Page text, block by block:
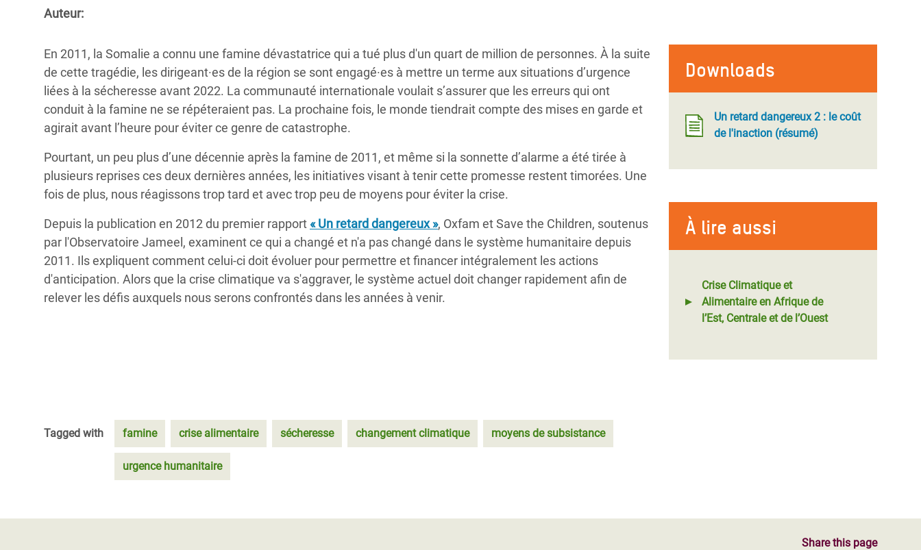
Conflits et Catastrophes
Services Essentiels
Inequality and Rights in a
Digital Age
Gender, Rights, and Justice
l’Est
Crise au Yémen
Crise des Réfugiés Rohingyas
au Bangladesh
Crise des Réfugié·es au
Soudan du Sud
Crise en Syrie
#MonClimatMonAvenir
Derrière notre Alimentation
Les Violences Faites aux Femmes et aux
Filles, Ça Suffit !
Auteur:
Downloads
Un retard dangereux 2 : le coût
de l'inaction (résumé)
À lire aussi
Crise Climatique et
Alimentaire en Afrique de
l’Est, Centrale et de l’Ouest
En 2011, la Somalie a connu une famine dévastatrice qui a tué plus d'un quart de million de personnes. À la suite
de cette tragédie, lesdirigeant·es de la région se sont engagé·es à mettre un terme aux situations d’urgence
liées à la sécheresse avant2022. La communauté internationale voulait s’assurer que les erreurs qui ont
conduit à la famine ne se répéteraient pas. La prochaine fois, le monde tiendrait compte des misesen garde et
agirait avant l’heure pour éviter ce genre de catastrophe.
Pourtant, un peu plus d’une décennie après la famine de 2011, et même si la sonnette d’alarme a été tirée à
plusieurs reprises ces deux dernières années, les initiatives visant à tenir cette promesse restent timorées. Une
fois de plus, nous réagissons trop tard et avec trop peu de moyens pouréviter la crise.
Depuis la publication en 2012 du premier rapport « Un retard dangereux », Oxfam et Save the Children, soutenus
par l'Observatoire Jameel, examinent ce qui a changé et n'a pas changé dans le système humanitaire depuis
2011. Ils expliquent comment celui-ci doit évoluer pour permettre et financer intégralement les actions
d'anticipation. Alors que la crise climatique va s'aggraver, le système actuel doit changer rapidement afin de
relever les défis auxquels nous serons confrontés dans les années à venir.
Tagged with famine crise alimentaire sécheresse changement climatique moyens de subsistance
urgence humanitaire
Share this page